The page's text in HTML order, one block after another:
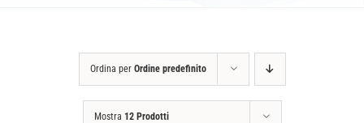
Ordina per Ordine predefinito
Mostra 12 Prodotti